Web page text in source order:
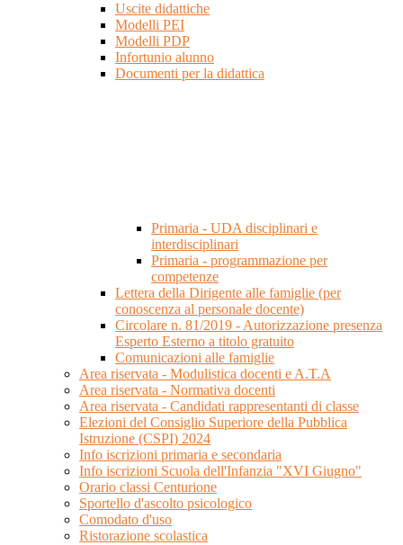
Uscite didattiche
Modelli PEI
Modelli PDP
Infortunio alunno
Documenti per la didattica
Primaria - UDA disciplinari e
interdisciplinari
Primaria - programmazione per
competenze
Lettera della Dirigente alle famiglie (per
conoscenza al personale docente)
Circolare n. 81/2019 - Autorizzazione presenza
Esperto Esterno a titolo gratuito
Comunicazioni alle famiglie
Area riservata - Modulistica docenti e A.T.A
Area riservata - Normativa docenti
Area riservata - Candidati rappresentanti di classe
Elezioni del Consiglio Superiore della Pubblica
Istruzione (CSPI) 2024
Info iscrizioni primaria e secondaria
Info iscrizioni Scuola dell'Infanzia "XVI Giugno"
Orario classi Centurione
Sportello d'ascolto psicologico
Comodato d'uso
Ristorazione scolastica